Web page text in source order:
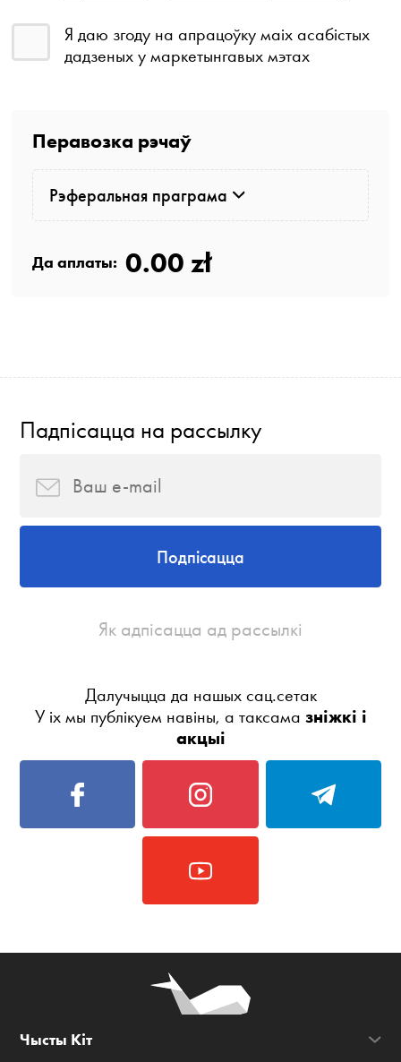
Я даю згоду на апрацоўку маіх асабістых
дадзеных у маркетынгавых мэтах
Перавозка рэчаў
Рэферальная праграма
Да аплаты: 0.00 zł
Падпісацца на рассылку
Подпісацца
Як адпісацца ад рассылкі
Далучыцца да нашых сац.сетак
У іх мы публікуем навіны, а таксама зніжкі і
акцыі
Чысты Кіт